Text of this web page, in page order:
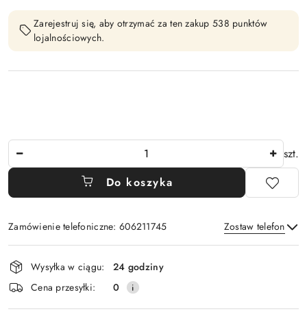
Zarejestruj się, aby otrzymać za ten zakup 538 punktów
lojalnościowych.
szt.
Do koszyka
Zamówienie telefoniczne: 606211745 Zostaw telefon
Wyślij
Dostępność
i
dostawa
Wysyłka w ciągu:
24 godziny
Cena przesyłki:
0